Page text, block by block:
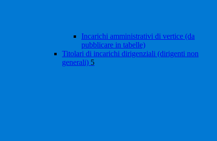
Incarichi amministrativi di vertice (da
pubblicare in tabelle)
Titolari di incarichi dirigenziali (dirigenti non
generali) 5